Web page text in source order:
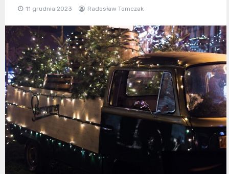
11 grudnia 2023 Radosław Tomczak